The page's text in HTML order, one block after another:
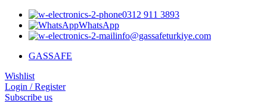
0312 911 3893
WhatsApp
info@gassafeturkiye.com
GASSAFE
Wishlist
Login / Register
Subscribe us